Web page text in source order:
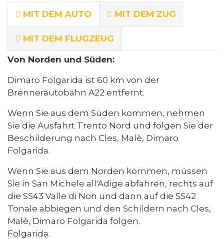
MIT DEM AUTO MIT DEM ZUG
MIT DEM FLUGZEUG
Von Norden und Süden:
Dimaro Folgarida ist 60 km von der
Brennerautobahn A22 entfernt.
Wenn Sie aus dem Süden kommen, nehmen
Sie die Ausfahrt Trento Nord und folgen Sie der
Beschilderung nach Cles, Malè, Dimaro
Folgarida.
Wenn Sie aus dem Norden kommen, müssen
Sie in San Michele all'Adige abfahren, rechts auf
die SS43 Valle di Non und dann auf die SS42
Tonale abbiegen und den Schildern nach Cles,
Malè, Dimaro Folgarida folgen.
Folgarida.